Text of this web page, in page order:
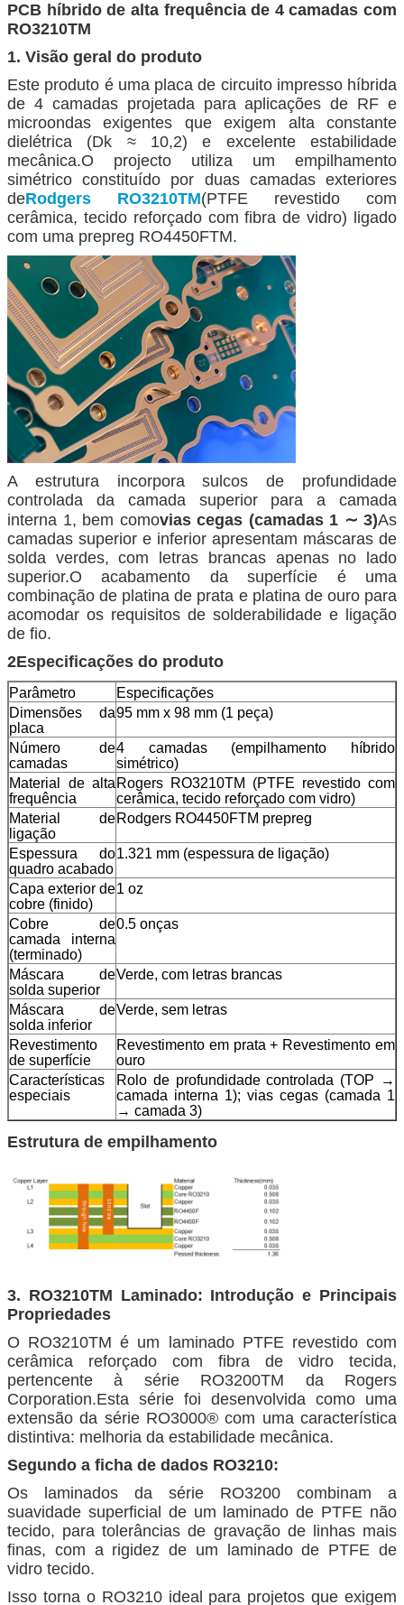
PCB híbrido de alta frequência de 4 camadas com
RO3210TM
1. Visão geral do produto
Este produto é uma placa de circuito impresso híbrida
de 4 camadas projetada para aplicações de RF e
microondas exigentes que exigem alta constante
dielétrica (Dk ≈ 10,2) e excelente estabilidade
mecânica.O projecto utiliza um empilhamento
simétrico constituído por duas camadas exteriores
deRodgers RO3210TM(PTFE revestido com
cerâmica, tecido reforçado com fibra de vidro) ligado
com uma prepreg RO4450FTM.
A estrutura incorpora sulcos de profundidade
controlada da camada superior para a camada
interna 1, bem comovias cegas (camadas 1 ∼ 3)As
camadas superior e inferior apresentam máscaras de
solda verdes, com letras brancas apenas no lado
superior.O acabamento da superfície é uma
combinação de platina de prata e platina de ouro para
acomodar os requisitos de solderabilidade e ligação
de fio.
2Especificações do produto
Parâmetro
Especificações
Dimensões da
placa
95 mm x 98 mm (1 peça)
Número de
camadas
4 camadas (empilhamento híbrido
simétrico)
Material de alta
frequência
Rogers RO3210TM (PTFE revestido com
cerâmica, tecido reforçado com vidro)
Material de
ligação
Rodgers RO4450FTM prepreg
Espessura do
quadro acabado
1.321 mm (espessura de ligação)
Capa exterior de
cobre (finido)
1 oz
Cobre de
camada interna
(terminado)
0.5 onças
Máscara de
solda superior
Verde, com letras brancas
Máscara de
solda inferior
Verde, sem letras
Revestimento
de superfície
Revestimento em prata + Revestimento em
ouro
Características
especiais
Rolo de profundidade controlada (TOP →
camada interna 1); vias cegas (camada 1
→ camada 3)
Estrutura de empilhamento
3. RO3210TM Laminado: Introdução e Principais
Propriedades
O RO3210TM é um laminado PTFE revestido com
cerâmica reforçado com fibra de vidro tecida,
pertencente à série RO3200TM da Rogers
Corporation.Esta série foi desenvolvida como uma
extensão da série RO3000® com uma característica
distintiva: melhoria da estabilidade mecânica.
Segundo a ficha de dados RO3210:
Os laminados da série RO3200 combinam a
suavidade superficial de um laminado de PTFE não
tecido, para tolerâncias de gravação de linhas mais
finas, com a rigidez de um laminado de PTFE de
vidro tecido.
Isso torna o RO3210 ideal para projetos que exigem